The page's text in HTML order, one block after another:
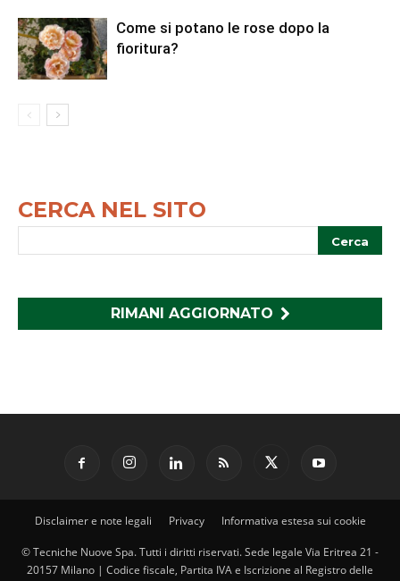
Come si potano le rose dopo la
fioritura?
CERCA NEL SITO
RIMANI AGGIORNATO
Disclaimer e note legali Privacy Informativa estesa sui cookie
© Tecniche Nuove Spa. Tutti i diritti riservati. Sede legale Via Eritrea 21 -
20157 Milano | Codice fiscale, Partita IVA e Iscrizione al Registro delle